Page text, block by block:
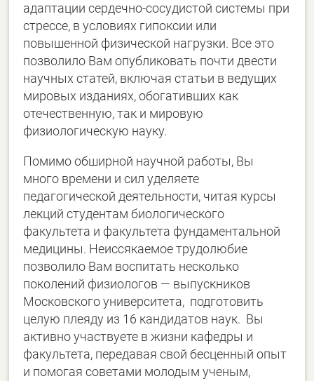
адаптации сердечно-сосудистой системы при
стрессе, в условиях гипоксии или
повышенной физической нагрузки. Все это
позволило Вам опубликовать почти двести
научных статей, включая статьи в ведущих
мировых изданиях, обогативших как
отечественную, так и мировую
физиологическую науку.
Помимо обширной научной работы, Вы
много времени и сил уделяете
педагогической деятельности, читая курсы
лекций студентам биологического
факультета и факультета фундаментальной
медицины. Неиссякаемое трудолюбие
позволило Вам воспитать несколько
поколений физиологов — выпускников
Московского университета, подготовить
целую плеяду из 16 кандидатов наук. Вы
активно участвуете в жизни кафедры и
факультета, передавая свой бесценный опыт
и помогая советами молодым ученым,